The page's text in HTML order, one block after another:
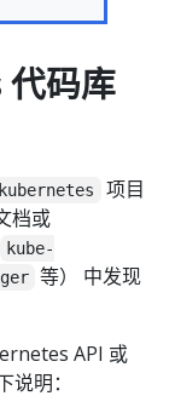
码库
项目
档或
kube-
等） 中发现
API 或
明：